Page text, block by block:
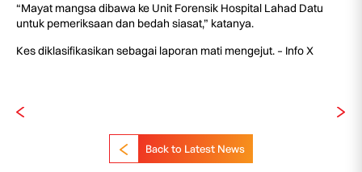
“Mayat mangsa dibawa ke Unit Forensik Hospital Lahad Datu
untuk pemeriksaan dan bedah siasat,” katanya.
Kes diklasifikasikan sebagai laporan mati mengejut. – Info X
Back to Latest News